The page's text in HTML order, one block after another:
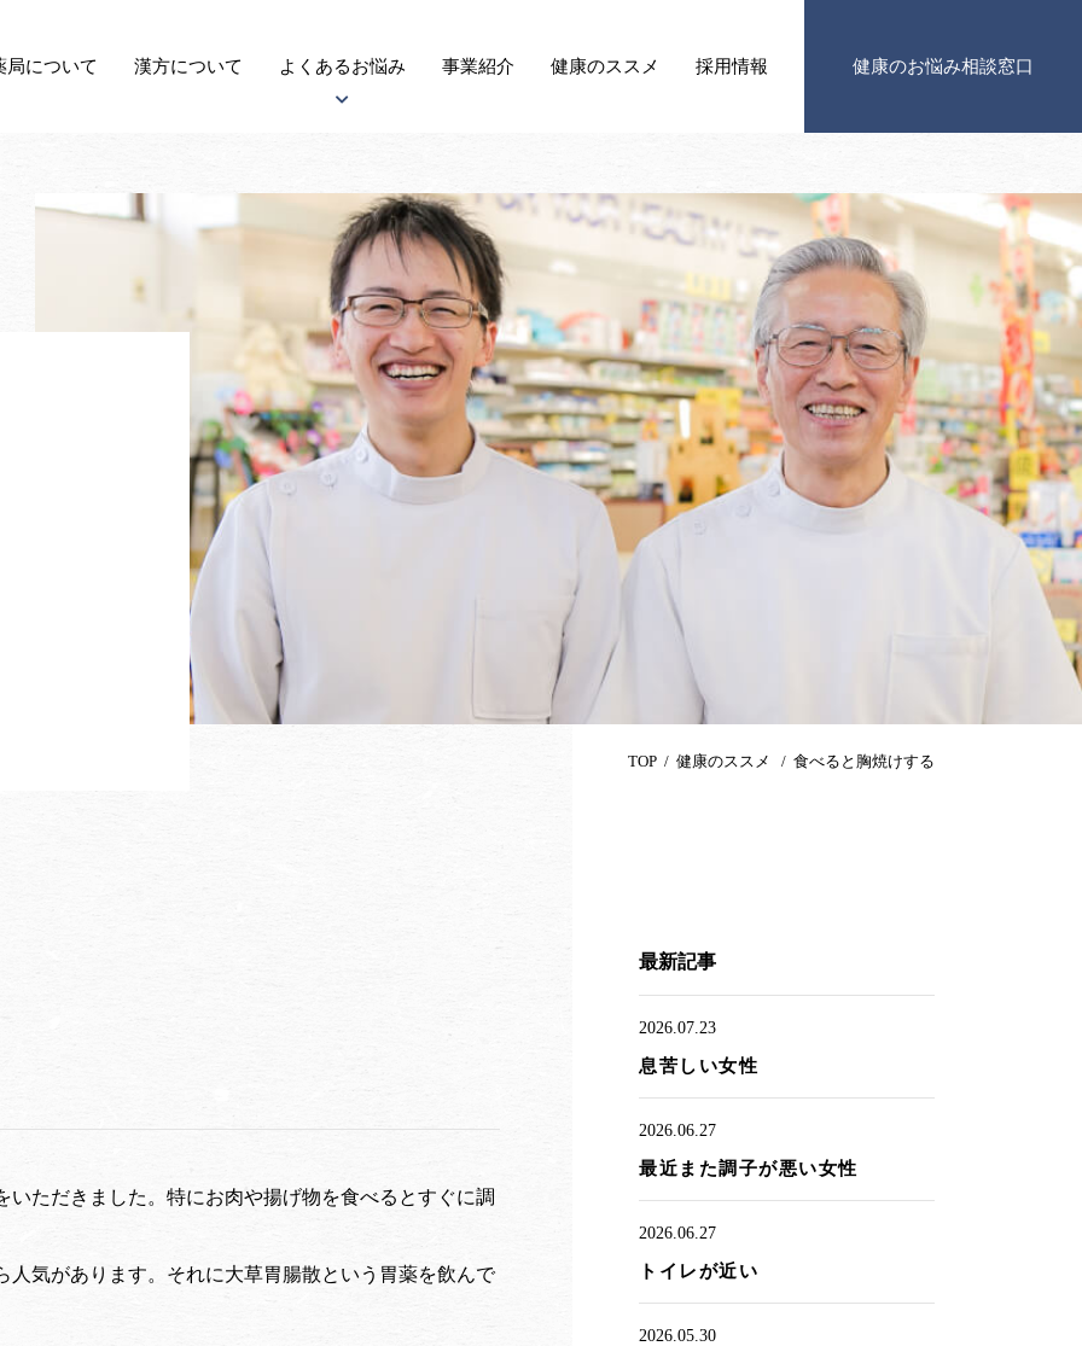
局について 漢方について よくあるお悩み 事業紹介 健康のススメ 採用情報 健康のお悩み相談窓口
TOP 健康のススメ 食べると胸焼けする
ただきました。特にお肉や揚げ物を食べるとすぐに調
気があります。それに大草胃腸散という胃薬を飲んで
最新記事
2026.07.23
息苦しい女性
2026.06.27
最近また調子が悪い女性
2026.06.27
トイレが近い
2026.05.30